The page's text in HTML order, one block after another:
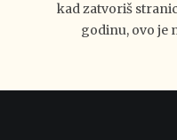
kad zatvoriš
godinu, ovo je